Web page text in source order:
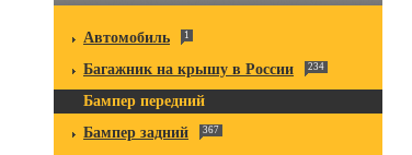
Автомобиль 1
Багажник на крышу в России 234
Бампер передний
Бампер задний
367